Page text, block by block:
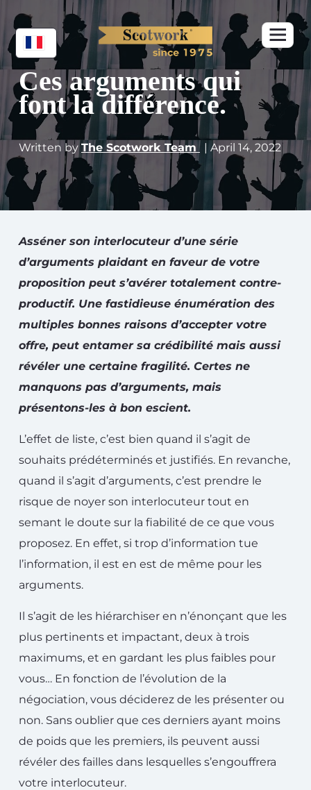
Ces arguments qui
font la différence.
Written byThe Scotwork Team | April 14, 2022
Asséner son interlocuteur d’une série
d’arguments plaidant en faveur de votre
proposition peut s’avérer totalement contre-
productif. Une fastidieuse énumération des
multiples bonnes raisons d’accepter votre
offre, peut entamer sa crédibilité mais aussi
révéler une certaine fragilité. Certes ne
manquons pas d’arguments, mais
présentons-les à bon escient.
L’effet de liste, c’est bien quand il s’agit de
souhaits prédéterminés et justifiés. En revanche,
quand il s’agit d’arguments, c’est prendre le
risque de noyer son interlocuteur tout en
semant le doute sur la fiabilité de ce que vous
proposez. En effet, si trop d’information tue
l’information, il est en est de même pour les
arguments.
Il s’agit de les hiérarchiser en n’énonçant que les
plus pertinents et impactant, deux à trois
maximums, et en gardant les plus faibles pour
vous… En fonction de l’évolution de la
négociation, vous déciderez de les présenter ou
non. Sans oublier que ces derniers ayant moins
de poids que les premiers, ils peuvent aussi
révéler des failles dans lesquelles s’engouffrera
votre interlocuteur.